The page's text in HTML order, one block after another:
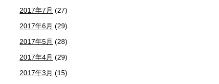
2017年7月 (27)
2017年6月 (29)
2017年5月 (28)
2017年4月 (29)
2017年3月 (15)